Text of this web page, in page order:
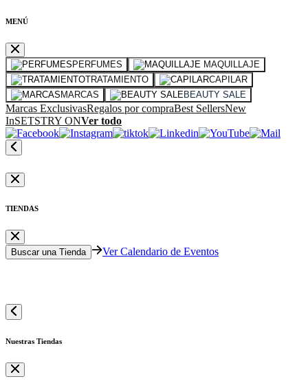
MENÚ
PERFUMES
MAQUILLAJE
TRATAMIENTO
CAPILAR
MARCAS
BEAUTY SALE
Marcas ExclusivasRegalos por compraBest SellersNew
InSETSTRY ONVer todo
TIENDAS
Buscar una Tienda Ver Calendario de Eventos
Nuestras Tiendas